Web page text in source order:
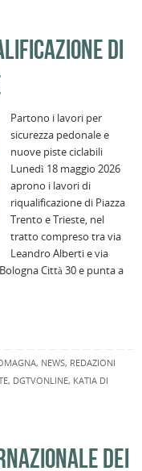
DI
Partono i lavori per
sicurezza pedonale e
nuove piste ciclabili
Lunedì 18 maggio 2026
aprono i lavori di
riqualificazione di Piazza
Trento e Trieste, nel
tratto compreso tra via
Leandro Alberti e via
Città 30 e punta a
, NEWS, REDAZIONI
, DGTVONLINE, KATIA DI
DEI